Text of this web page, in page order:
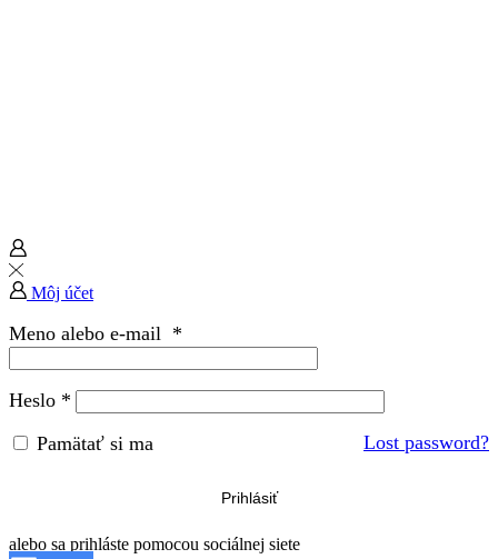
Môj účet
Meno alebo e-mail *
Heslo *
Lost password?
Pamätať si ma
Prihlásiť
alebo sa prihláste pomocou sociálnej siete